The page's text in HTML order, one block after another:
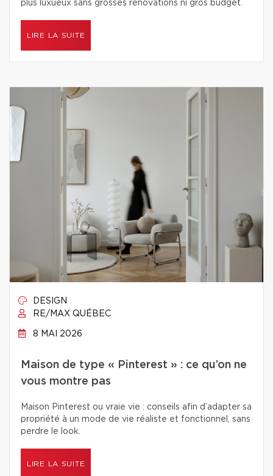
plus luxueux sans grosses rénovations ni gros budget.
LIRE LA SUITE
DESIGN
RE/MAX QUÉBEC
8 MAI 2026
Maison de type « Pinterest » : ce qu’on ne
vous montre pas
Maison Pinterest ou vraie vie : conseils afin d’adapter sa
propriété à un mode de vie réaliste et fonctionnel, sans
perdre le look.
LIRE LA SUITE